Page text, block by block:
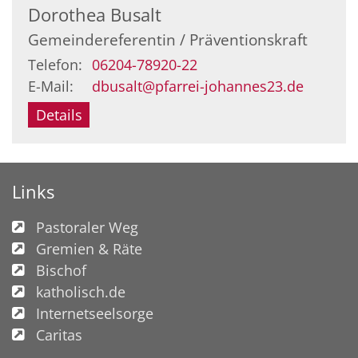
Dorothea Busalt
Gemeindereferentin / Präventionskraft
Telefon: 06204-78920-22
E-Mail:
dbusalt@pfarrei-johannes23.de
Details
Links
Pastoraler Weg
Gremien & Räte
Bischof
katholisch.de
Internetseelsorge
Caritas